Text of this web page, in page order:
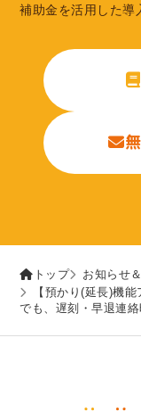
補助金を活用した導
トップ
お知らせ
【預かり(延長)機
でも、遅刻・早退連